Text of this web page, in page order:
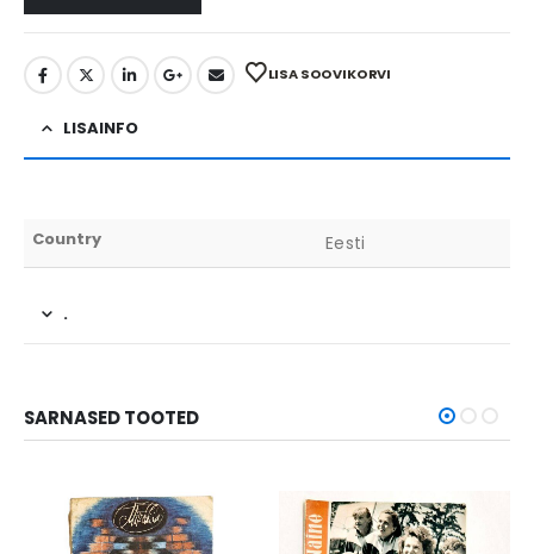
LISA SOOVIKORVI
LISAINFO
Country Eesti
.
SARNASED TOOTED